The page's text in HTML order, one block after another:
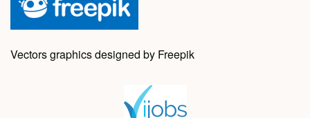
Vectors graphics designed by Freepik